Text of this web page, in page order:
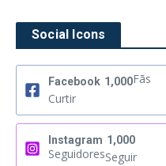
Social Icons
Facebook 1,000Fãs
Curtir
Instagram 1,000
SeguidoresSeguir